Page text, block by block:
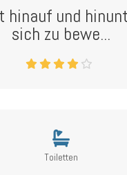
hinauf und
sich zu bewe...
Toiletten